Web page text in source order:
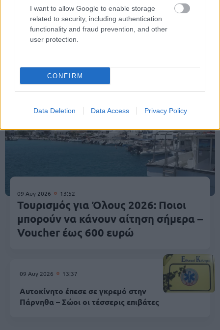
I want to allow Google to enable storage
related to security, including authentication
functionality and fraud prevention, and other
user protection.
CONFIRM
Data Deletion Data Access Privacy Policy
09 Αυγ 2026 13:52
Τουρισμός για Όλους 2026: Ποιοι
μπορούν να κάνουν αίτηση σήμερα –
Voucher έως 600 ευρώ
09 Αυγ 2026 13:37
Αυτοκίνητο έπεσε σε γκρεμό στην
Πάρνηθα – Σώοι οι τέσσερις επιβάτες